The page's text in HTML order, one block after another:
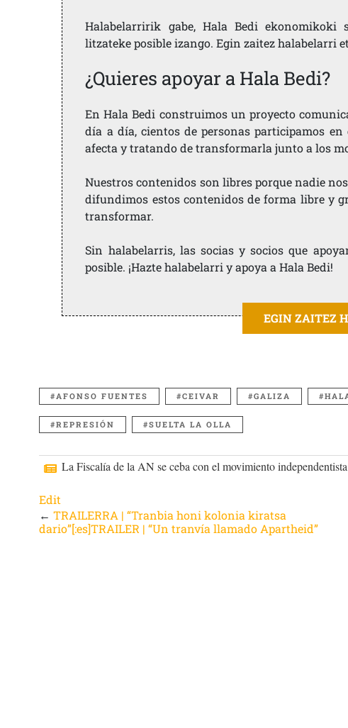
Halabelarririk gabe, Hala Bedi ekonomikoki
litzateke posible izango. Egin zaitez halabelarri
¿Quieres apoyar a Hala Bedi?
En Hala Bedi construimos un proyecto
día a día, cientos de personas participamos
afecta y tratando de transformarla junto a los
Nuestros contenidos son libres porque nadie
difundimos estos contenidos de forma libre y
transformar.
Sin halabelarris, las socias y socios que
posible. ¡Hazte halabelarri y apoya a Hala Bedi!
EGIN ZAITEZ
AFONSO FUENTES CEIVAR GALIZA
REPRESIÓN SUELTA LA OLLA
La Fiscalía de la AN se ceba con el movimiento
Edit
←TRAILERRA | “Tranbia honi kolonia kiratsa
dario”[:es]TRAILER | “Un tranvía llamado Apartheid”